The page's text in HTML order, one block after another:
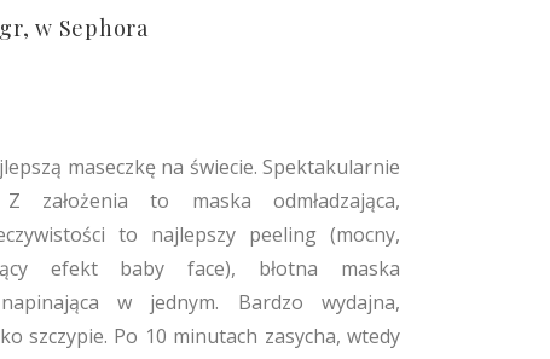
gr, w Sephora
maseczkę na świecie. Spektakularnie
założenia to maska odmładzająca,
to najlepszy peeling (mocny,
efekt baby face), błotna maska
w jednym. Bardzo wydajna,
szczypie. Po 10 minutach zasycha, wtedy